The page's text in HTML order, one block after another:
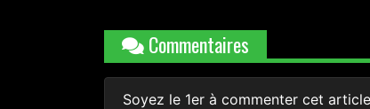
Commentaires
Soyez le 1er à commenter cet article